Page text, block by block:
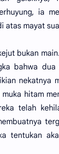
ia
atas mayat
bukan
bahwa
nekatnya
hitam
telah
tentukan